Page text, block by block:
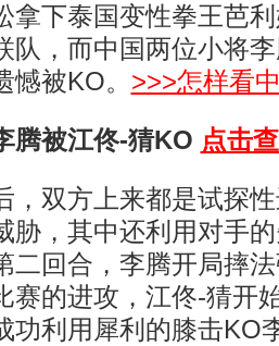
拿下泰国变性拳王芭
队，而中国两位小将
被KO。 >>>怎样看
腾被江佟-猜KO 点击
双方上来都是试探性
胁，其中还利用对手
二回合，李腾开局摔
赛的进攻，江佟-猜开
功利用犀利的膝击KO